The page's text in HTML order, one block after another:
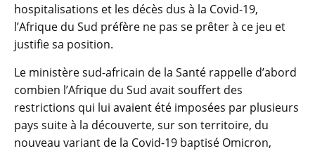
hospitalisations et les décès dus à la Covid-19,
l’Afrique du Sud préfère ne pas se prêter à ce jeu et
justifie sa position.
Le ministère sud-africain de la Santé rappelle d’abord
combien l’Afrique du Sud avait souffert des
restrictions qui lui avaient été imposées par plusieurs
pays suite à la découverte, sur son territoire, du
nouveau variant de la Covid-19 baptisé Omicron,